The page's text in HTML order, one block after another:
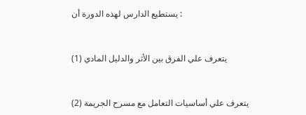
يستطيع الدارس لهذه الدورة أن :
(1) يتعرف علي الفرق بين الأثر والدليل المادي
(2) يتعرف علي أساسيات التعامل مع مسرح الجريمة